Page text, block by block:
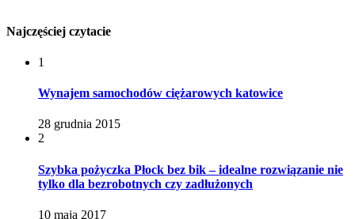
Najczęściej czytacie
1
Wynajem samochodów ciężarowych katowice
28 grudnia 2015
2
Szybka pożyczka Płock bez bik – idealne rozwiązanie nie
tylko dla bezrobotnych czy zadłużonych
10 maja 2017